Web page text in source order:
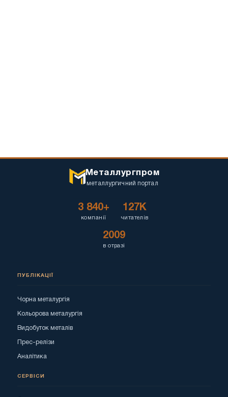
Металлургпром
металлургичний портал
3 840+
компанії
127K
читателів
2009
в отразі
ПУБЛІКАЦІЇ
Чорна металургія
Кольорова металургія
Видобуток металів
Прес-релізи
Аналітика
СЕРВІСИ